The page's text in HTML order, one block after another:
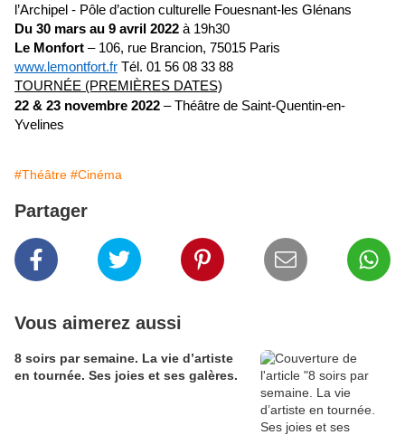
l’Archipel - Pôle d’action culturelle Fouesnant-les Glénans
Du 30 mars au 9 avril 2022 à 19h30
Le Monfort – 106, rue Brancion, 75015 Paris
www.lemontfort.fr Tél. 01 56 08 33 88
TOURNÉE (PREMIÈRES DATES)
22 & 23 novembre 2022 – Théâtre de Saint-Quentin-en-
Yvelines
#Théâtre #Cinéma
Partager
Vous aimerez aussi
8 soirs par semaine. La vie d’artiste
en tournée. Ses joies et ses galères.